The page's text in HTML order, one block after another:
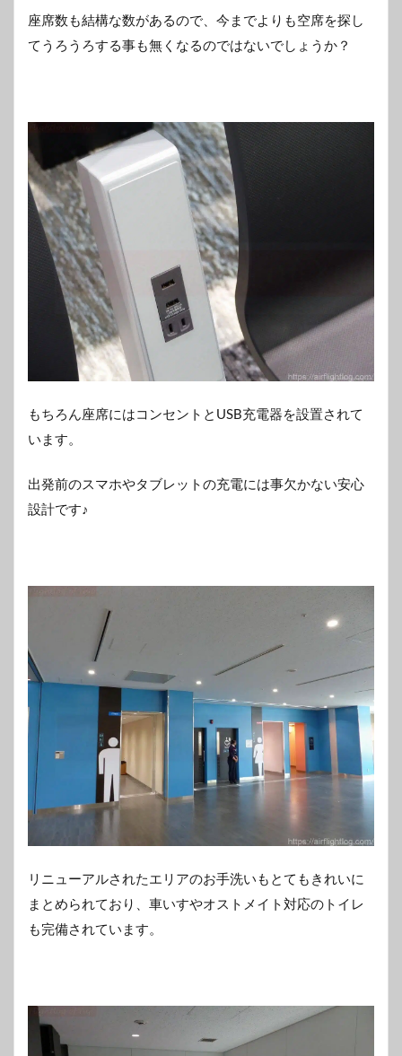
座席数も結構な数があるので、今までよりも空席を探し
てうろうろする事も無くなるのではないでしょうか？
もちろん座席にはコンセントとUSB充電器を設置されて
います。
出発前のスマホやタブレットの充電には事欠かない安心
設計です♪
リニューアルされたエリアのお手洗いもとてもきれいに
まとめられており、車いすやオストメイト対応のトイレ
も完備されています。